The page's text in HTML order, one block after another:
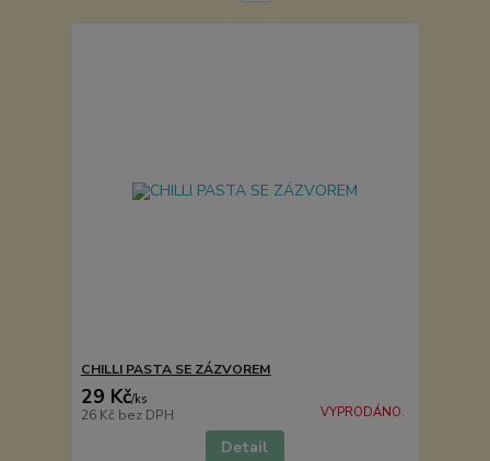
CHILLI PASTA SE ZÁZVOREM
29 Kč/ks
26 Kč bez DPH VYPRODÁNO.
Detail